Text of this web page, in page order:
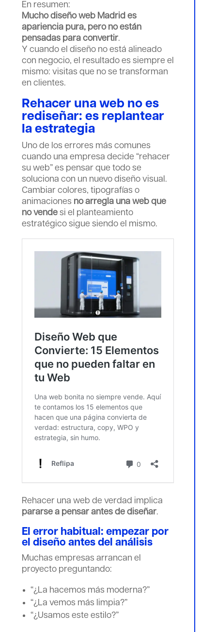
En resumen:
Mucho diseño web Madrid es
apariencia pura, pero no están
pensadas para convertir.
Y cuando el diseño no está alineado
con negocio, el resultado es siempre el
mismo: visitas que no se transforman
en clientes.
Rehacer una web no es
rediseñar: es replantear
la estrategia
Uno de los errores más comunes
cuando una empresa decide “rehacer
su web” es pensar que todo se
soluciona con un nuevo diseño visual.
Cambiar colores, tipografías o
animaciones no arregla una web que
no vendesi el planteamiento
estratégico sigue siendo el mismo.
Rehacer una web de verdad implica
pararse a pensar antes de diseñar.
El error habitual: empezar por
el diseño antes del análisis
Muchas empresas arrancan el
proyecto preguntando:
“¿La hacemos más moderna?”
“¿La vemos más limpia?”
“¿Usamos este estilo?”